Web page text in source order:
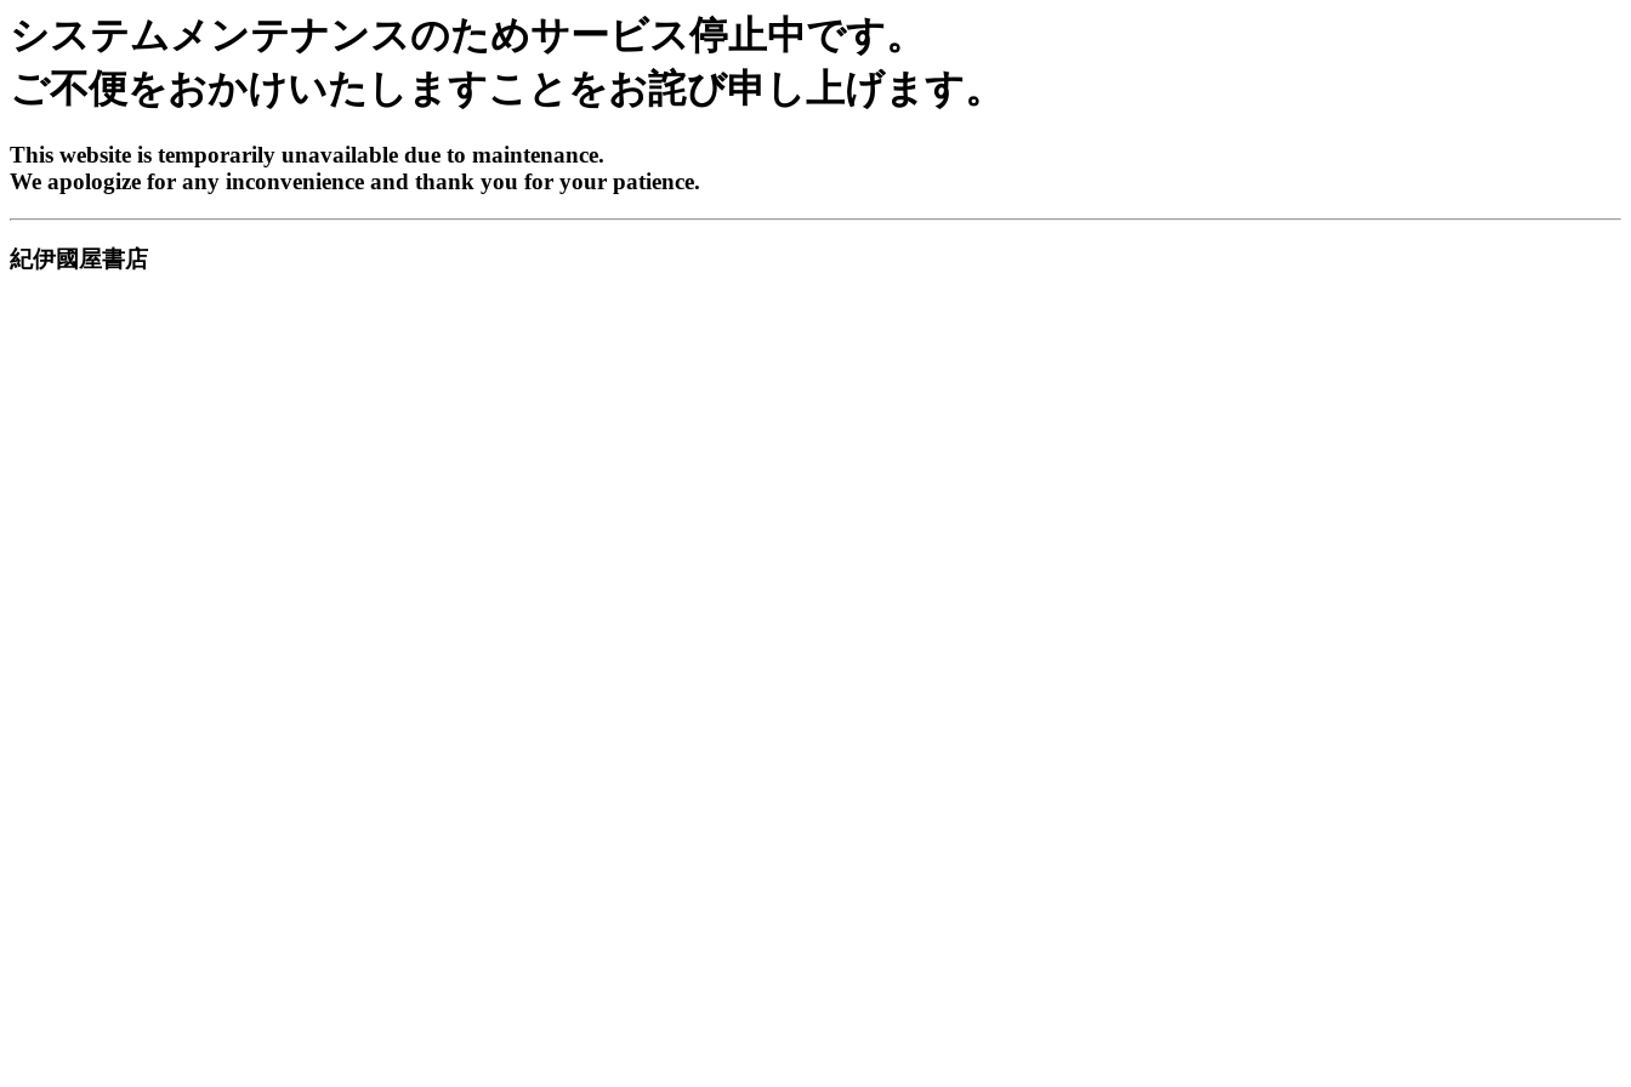
システムメンテナンスのためサービス停止中です。
ご不便をおかけいたしますことをお詫び申し上げます。
This website is temporarily unavailable due to maintenance.
We apologize for any inconvenience and thank you for your patience.
紀伊國屋書店